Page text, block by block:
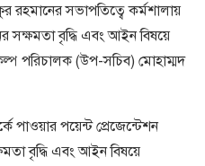
রহমানের সভাপতিত্বে কর্মশালায়
সক্ষমতা বৃদ্ধি এবং আইন বিষয়ে
পরিচালক (উপ-সচিব) মোহাম্মদ
পাওয়ার পয়েন্ট প্রেজেন্টেশন
বৃদ্ধি এবং আইন বিষয়ে